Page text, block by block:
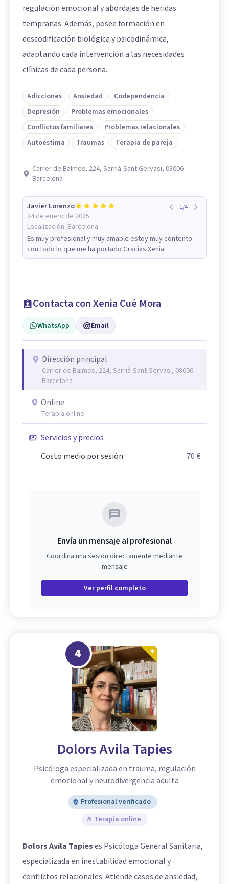
regulación emocional y abordajes de heridas
tempranas. Además, posee formación en
descodificación biológica y psicodinámica,
adaptando cada intervención a las necesidades
clínicas de cada persona.
Adicciones Ansiedad
Codependencia
Depresión
Problemas emocionales
Conflictos familiares
Problemas relacionales
Autoestima
Traumas Terapia de pareja
Carrer de Balmes, 224, Sarrià-Sant Gervasi, 08006
Barcelona
Javier Lorenzo
24 de enero de 2025
Localización: Barcelona
1/4
Es muy profesional y muy amable estoy muy contento
con todo lo que me ha portado Gracias Xenia
Contacta con Xenia Cué Mora
WhatsApp Email
Dirección principal
Carrer de Balmes, 224, Sarrià-Sant Gervasi, 08006
Barcelona
Online
Terapia online
Servicios y precios
Costo medio por sesión
70 €
Envía un mensaje al profesional
Coordina una sesión directamente mediante
mensaje
Ver perfil completo
4
Dolors Avila Tapies
Psicóloga especializada en trauma, regulación
emocional y neurodivergencia adulta
Profesional verificado
Terapia online
Dolors Avila Tapieses Psicóloga General Sanitaria,
especializada en inestabilidad emocional y
conflictos relacionales. Atiende casos de ansiedad,